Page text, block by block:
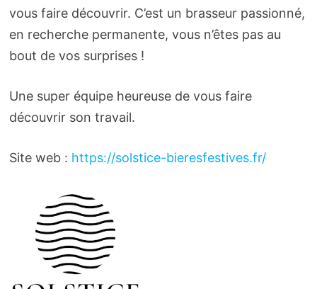
vous faire découvrir. C’est un brasseur passionné,
en recherche permanente, vous n’êtes pas au
bout de vos surprises !
Une super équipe heureuse de vous faire
découvrir son travail.
Site web : https://solstice-bieresfestives.fr/